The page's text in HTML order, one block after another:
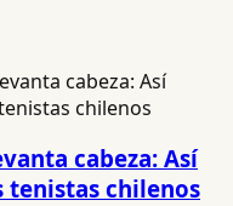
cabeza: Así
tenistas chilenos